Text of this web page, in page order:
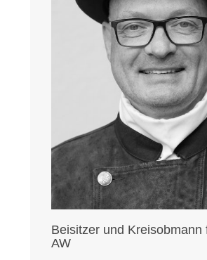
Beisitzer und Kreisobmann
AW